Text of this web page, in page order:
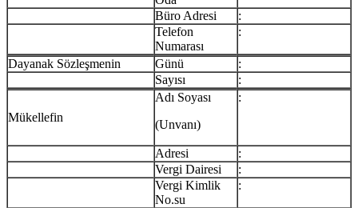
Büro Adresi
:
Telefon
Numarası
:
Dayanak Sözleşmenin Günü
:
Sayısı
:
Mükellefin
Adı Soyası
(Unvanı)
:
Adresi
:
Vergi Dairesi
:
Vergi Kimlik
No.su
: